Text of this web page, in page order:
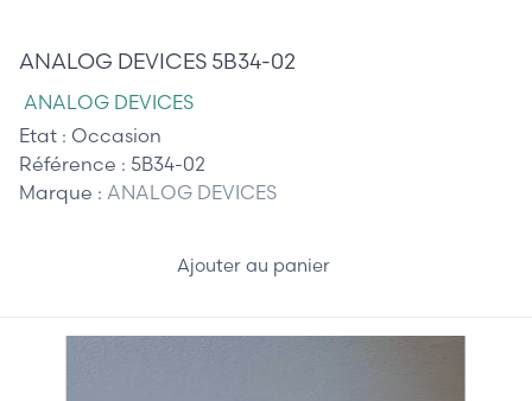
ANALOG DEVICES 5B34-02
ANALOG DEVICES
Etat : Occasion
Référence : 5B34-02
Marque : ANALOG DEVICES
Ajouter au panier